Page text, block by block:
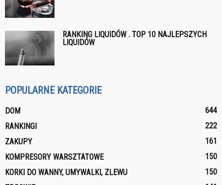
RANKING LIQUIDÓW . TOP 10 NAJLEPSZYCH
LIQUIDÓW
POPULARNE KATEGORIE
DOM
644
RANKINGI
222
ZAKUPY
161
KOMPRESORY WARSZTATOWE
150
KORKI DO WANNY, UMYWALKI, ZLEWU
150